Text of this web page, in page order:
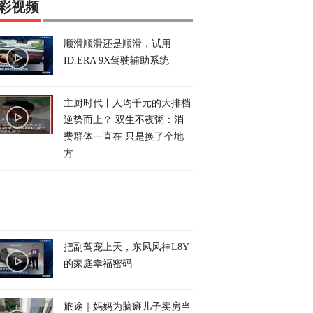
视频
顺滑顺滑还是顺滑，试用
ID.ERA 9X驾驶辅助系统
主厨时代丨人均千元的大排档
逆势而上？ 双生不夜粥：消
费群体一直在 只是换了个地
方
把副驾宠上天，东风风神L8Y
的家庭幸福密码
旅途｜妈妈为脑瘫儿子卖房当